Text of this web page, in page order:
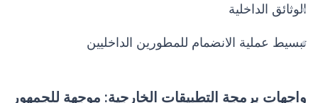
الوثائق الداخلية
تبسيط عملية الانضمام للمطورين الداخليين
واجهات برمجة التطبيقات الخارجية: موجهة للجمهور